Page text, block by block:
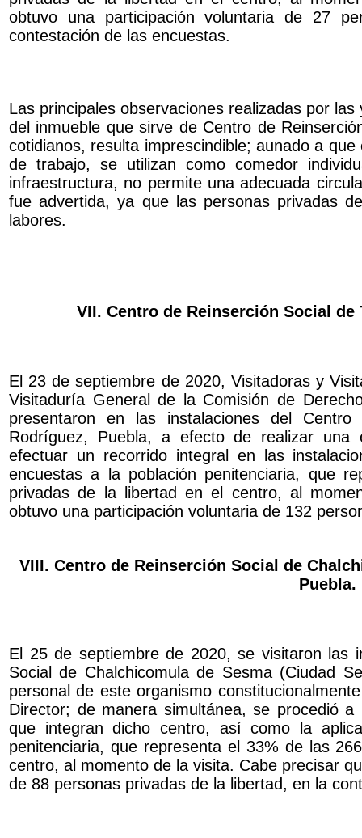
obtuvo una participación voluntaria de 27
contestación de las encuestas.
Las principales observaciones realizadas por
del inmueble que sirve de Centro de
cotidianos, resulta imprescindible; aunado a
de trabajo, se utilizan como comedor
infraestructura, no permite una adecuada
fue advertida, ya que las personas privadas
labores.
VII. Centro de Reinserción Social de
El 23 de septiembre de 2020, Visitadoras y
Visitaduría General de la Comisión de
presentaron en las instalaciones del
Rodríguez, Puebla, a efecto de realizar
efectuar un recorrido integral en las
encuestas a la población penitenciaria, que
privadas de la libertad en el centro, al
obtuvo una participación voluntaria de 132
VIII. Centro de Reinserción Social de
Puebla.
El 25 de septiembre de 2020, se visitaron las
Social de Chalchicomula de Sesma (Ciudad
personal de este organismo
Director; de manera simultánea, se procedió
que integran dicho centro, así como la
penitenciaria, que representa el 33% de las
centro, al momento de la visita. Cabe precisar
de 88 personas privadas de la libertad, en la